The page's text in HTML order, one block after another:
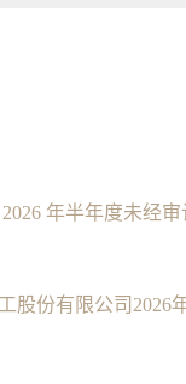
股份有限公司2026